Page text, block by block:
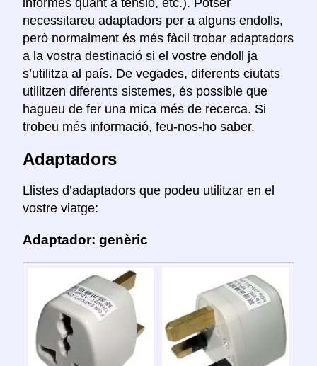
informes quant a tensió, etc.). Potser
necessitareu adaptadors per a alguns endolls,
però normalment és més fàcil trobar adaptadors
a la vostra destinació si el vostre endoll ja
s’utilitza al país. De vegades, diferents ciutats
utilitzen diferents sistemes, és possible que
hagueu de fer una mica més de recerca. Si
trobeu més informació, feu-nos-ho saber.
Adaptadors
Llistes d’adaptadors que podeu utilitzar en el
vostre viatge:
Adaptador: genèric